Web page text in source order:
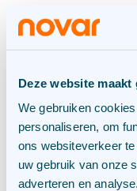
Deze website
We gebruiken
personaliseren, om
ons websiteverkeer
uw gebruik van onze
adverteren en analyse.
14